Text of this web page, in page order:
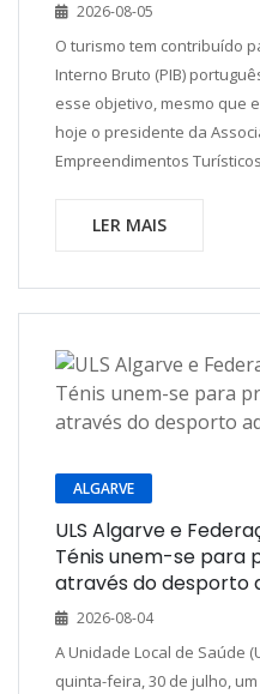
2026-08-05
O turismo tem contribuído
Interno Bruto (PIB)
esse objetivo, mesmo que
hoje o presidente da
Empreendimentos
LER MAIS
ALGARVE
ULS Algarve e
Ténis unem-se para
através do desporto
2026-08-04
A Unidade Local de Saúde
quinta-feira, 30 de julho,